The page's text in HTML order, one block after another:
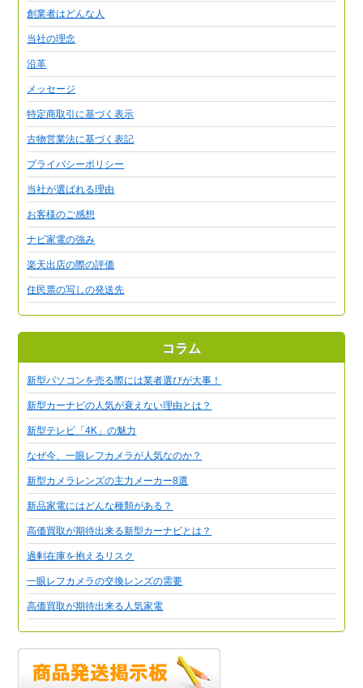
創業者はどんな人
当社の理念
沿革
メッセージ
特定商取引に基づく表示
古物営業法に基づく表記
プライバシーポリシー
当社が選ばれる理由
お客様のご感想
ナビ家電の強み
楽天出店の際の評価
住民票の写しの発送先
コラム
新型パソコンを売る際には業者選びが大事！
新型カーナビの人気が衰えない理由とは？
新型テレビ「4K」の魅力
なぜ今、一眼レフカメラが人気なのか？
新型カメラレンズの主力メーカー8選
新品家電にはどんな種類がある？
高価買取が期待出来る新型カーナビとは？
過剰在庫を抱えるリスク
一眼レフカメラの交換レンズの需要
高価買取が期待出来る人気家電